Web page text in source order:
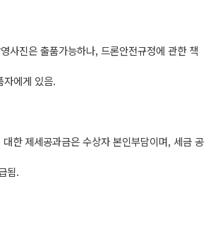
사진은 출품가능하나, 드론안전규정에 관한 책
자에게 있음.
한 제세공과금은 수상자 본인부담이며, 세금 공
됨.